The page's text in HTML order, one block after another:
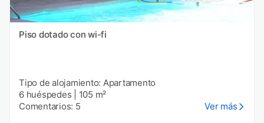
Piso dotado con wi-fi
Tipo de alojamiento: Apartamento
6 huéspedes
105 m²
Comentarios: 5
Ver más